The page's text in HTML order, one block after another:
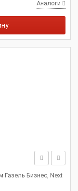
Аналоги
Бизнес, Next